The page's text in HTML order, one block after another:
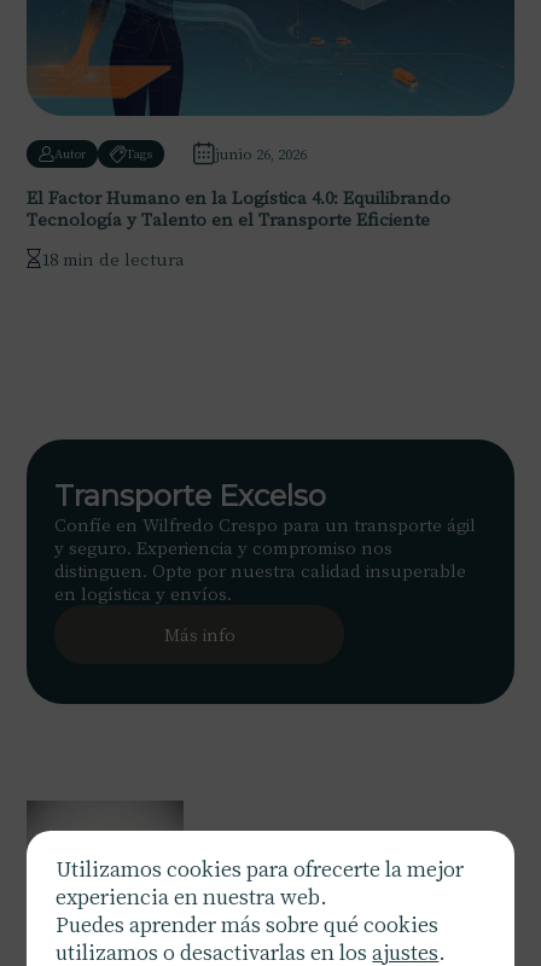
Autor Tags junio 26, 2026
El Factor Humano en la Logística 4.0: Equilibrando
Tecnología y Talento en el Transporte Eficiente
18 min de lectura
Transporte Excelso
Confíe en Wilfredo Crespo para un transporte ágil
y seguro. Experiencia y compromiso nos
distinguen. Opte por nuestra calidad insuperable
en logística y envíos.
Más info
Utilizamos cookies para ofrecerte la mejor
experiencia en nuestra web.
Puedes aprender más sobre qué cookies
utilizamos o desactivarlas en losajustes.